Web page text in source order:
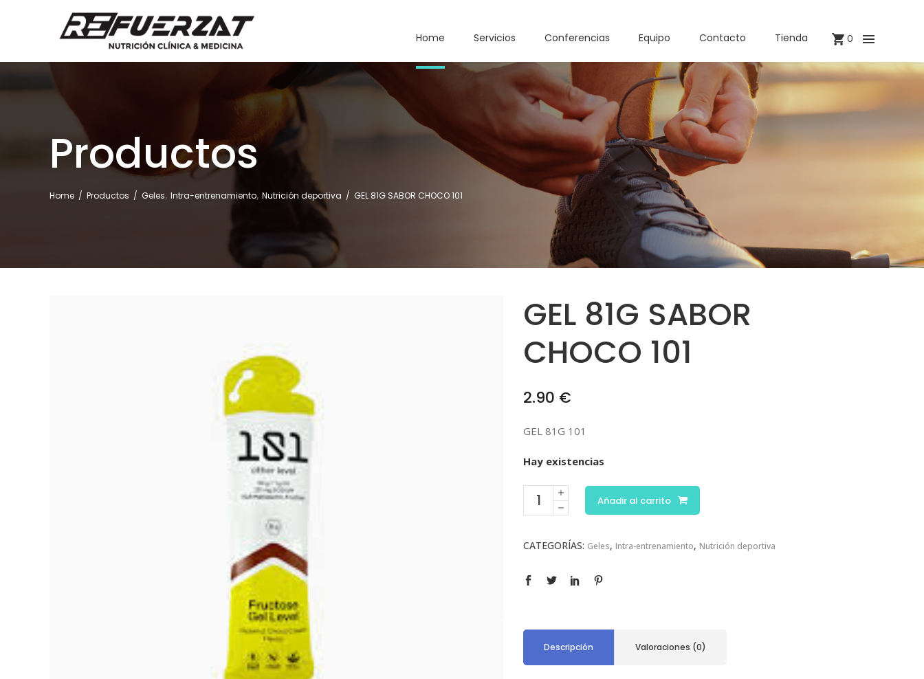
Home Servicios Conferencias Equipo Contacto Tienda 0
Productos
Home / Productos / Geles, Intra-entrenamiento, Nutrición deportiva / GEL 81G SABOR CHOCO 101
GEL 81G SABOR
CHOCO 101
2.90 €
GEL 81G 101
Hay existencias
Añadir al carrito
CATEGORÍAS: Geles, Intra-entrenamiento, Nutrición deportiva
Descripción Valoraciones (0)